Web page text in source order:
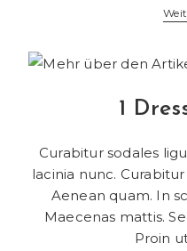
1
Curabitur sodales
lacinia nunc.
Aenean quam. In
Maecenas mattis.
Proin